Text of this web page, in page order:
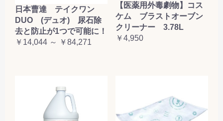
日本曹達 テイクワン
DUO (デュオ) 尿石除
去と防止が1つで可能に！
￥14,044 ～ ￥84,271
【医薬用外毒劇物】コス
ケム ブラストオーブン
クリーナー 3.78L
￥4,950